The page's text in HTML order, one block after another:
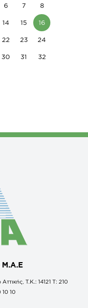
6 7 8
14 15 16
22 23 24
30 31 32
Μ.Α.Ε
Τ.Κ.: 14121 Τ: 210
10 10